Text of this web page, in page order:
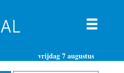
vrijdag 7 augustus